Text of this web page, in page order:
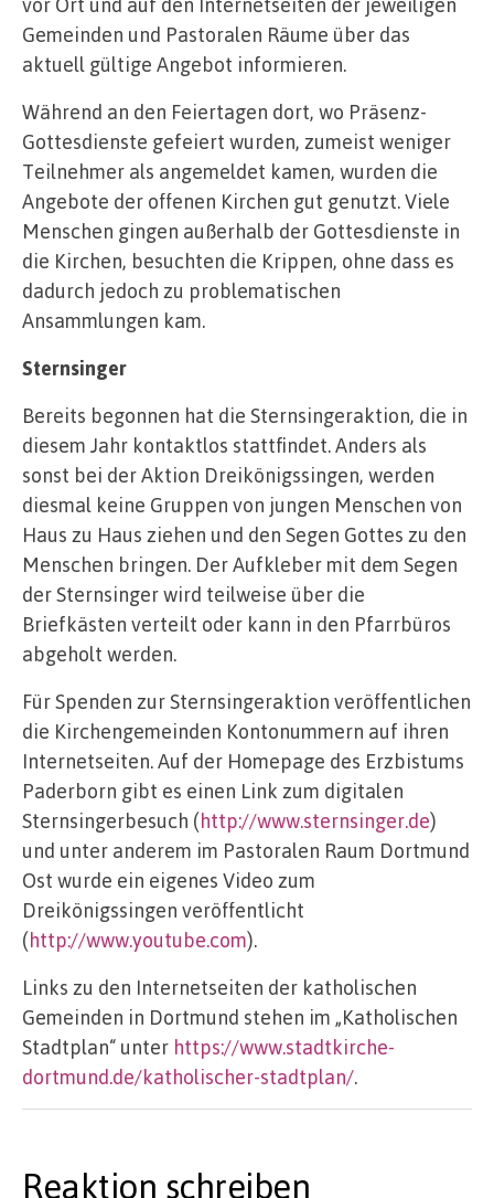
Gemeinden und Pastoralen Räume über das
aktuell gültige Angebot informieren.
Während an den Feiertagen dort, wo Präsenz-
Gottesdienste gefeiert wurden, zumeist weniger
Teilnehmer als angemeldet kamen, wurden die
Angebote der offenen Kirchen gut genutzt. Viele
Menschen gingen außerhalb der Gottesdienste in
die Kirchen, besuchten die Krippen, ohne dass es
dadurch jedoch zu problematischen
Ansammlungen kam.
Sternsinger
Bereits begonnen hat die Sternsingeraktion, die in
diesem Jahr kontaktlos stattfindet. Anders als
sonst bei der Aktion Dreikönigssingen, werden
diesmal keine Gruppen von jungen Menschen von
Haus zu Haus ziehen und den Segen Gottes zu den
Menschen bringen. Der Aufkleber mit dem Segen
der Sternsinger wird teilweise über die
Briefkästen verteilt oder kann in den Pfarrbüros
abgeholt werden.
Für Spenden zur Sternsingeraktion veröffentlichen
die Kirchengemeinden Kontonummern auf ihren
Internetseiten. Auf der Homepage des Erzbistums
Paderborn gibt es einen Link zum digitalen
Sternsingerbesuch (http://www.sternsinger.de)
und unter anderem im Pastoralen Raum Dortmund
Ost wurde ein eigenes Video zum
Dreikönigssingen veröffentlicht
(http://www.youtube.com).
Links zu den Internetseiten der katholischen
Gemeinden in Dortmund stehen im „Katholischen
Stadtplan“ unter https://www.stadtkirche-
dortmund.de/katholischer-stadtplan/.
Reaktion schreiben